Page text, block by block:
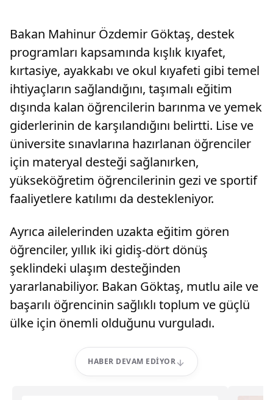
Bakan Mahinur Özdemir Göktaş, destek
programları kapsamında kışlık kıyafet,
kırtasiye, ayakkabı ve okul kıyafeti gibi temel
ihtiyaçların sağlandığını, taşımalı eğitim
dışında kalan öğrencilerin barınma ve yemek
giderlerinin de karşılandığını belirtti. Lise ve
üniversite sınavlarına hazırlanan öğrenciler
için materyal desteği sağlanırken,
yükseköğretim öğrencilerinin gezi ve sportif
faaliyetlere katılımı da destekleniyor.
Ayrıca ailelerinden uzakta eğitim gören
öğrenciler, yıllık iki gidiş-dört dönüş
şeklindeki ulaşım desteğinden
yararlanabiliyor. Bakan Göktaş, mutlu aile ve
başarılı öğrencinin sağlıklı toplum ve güçlü
ülke için önemli olduğunu vurguladı.
HABER DEVAM EDIYOR